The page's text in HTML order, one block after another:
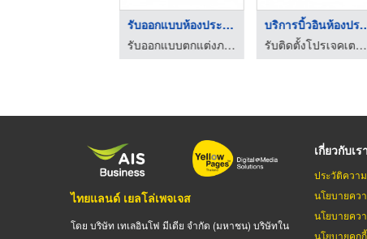
รับออกแบบห้องประชุมข ...
รับออกแบบตกแต่งภายใน-เจสซ์ อาร์คิเทค
บริการบิ้ว
รับติดตั้งโปรเจคเตอร์ - ชิชาโปรซอฟท์
ไทยแลนด์ เยลโล่เพจเจส
โดย บริษัท เทเลอินโฟ มีเดีย จำกัด (มหาชน) บริษัทใน
เกี่ยวกับเรา
ประวัติควา
นโยบายคว
นโยบายคว
นโยบายคุกกี้